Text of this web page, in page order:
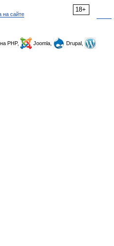
18+
на сайте
PHP, Joomla,
Drupal,